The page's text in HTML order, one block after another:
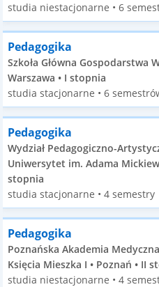
studia niestacjonarne • 6
Pedagogika
Szkoła Główna Gospodarstwa
Warszawa • I stopnia
studia stacjonarne • 6
Pedagogika
Wydział Pedagogiczno-
Uniwersytet im. Adama
stopnia
studia stacjonarne • 4 semestry
Pedagogika
Poznańska Akademia
Księcia Mieszka I • Poznań • II
studia niestacjonarne • 4